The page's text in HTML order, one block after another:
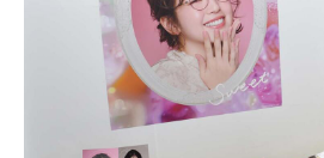
代表 / 営業・企画・
TEL：0776-
0776-89-